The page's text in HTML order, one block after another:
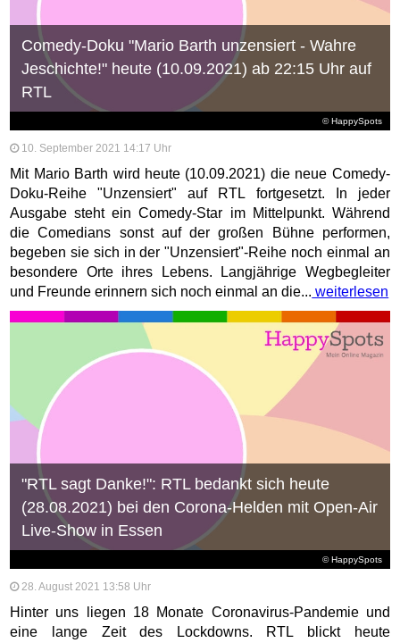
© HappySpots
Comedy-Doku "Mario Barth unzensiert - Wahre
Jeschichte!" heute (10.09.2021) ab 22:15 Uhr auf
RTL
10. September 2021 14:17 Uhr
Mit Mario Barth wird heute (10.09.2021) die neue Comedy-
Doku-Reihe "Unzensiert" auf RTL fortgesetzt. In jeder
Ausgabe steht ein Comedy-Star im Mittelpunkt. Während
die Comedians sonst auf der großen Bühne performen,
begeben sie sich in der "Unzensiert"-Reihe noch einmal an
besondere Orte ihres Lebens. Langjährige Wegbegleiter
und Freunde erinnern sich noch einmal an die... weiterlesen
© HappySpots
"RTL sagt Danke!": RTL bedankt sich heute
(28.08.2021) bei den Corona-Helden mit Open-Air
Live-Show in Essen
28. August 2021 13:58 Uhr
Hinter uns liegen 18 Monate Coronavirus-Pandemie und
eine lange Zeit des Lockdowns. RTL blickt heute